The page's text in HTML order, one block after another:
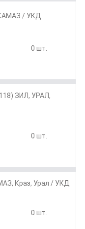
КАМАЗ / УКД
0 шт.
ЗИЛ, УРАЛ,
0 шт.
Краз, Урал / УКД
0 шт.